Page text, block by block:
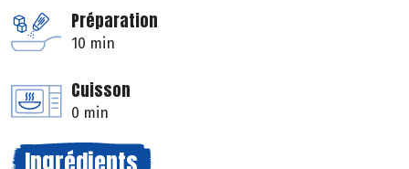
Préparation
10 min
Cuisson
0 min